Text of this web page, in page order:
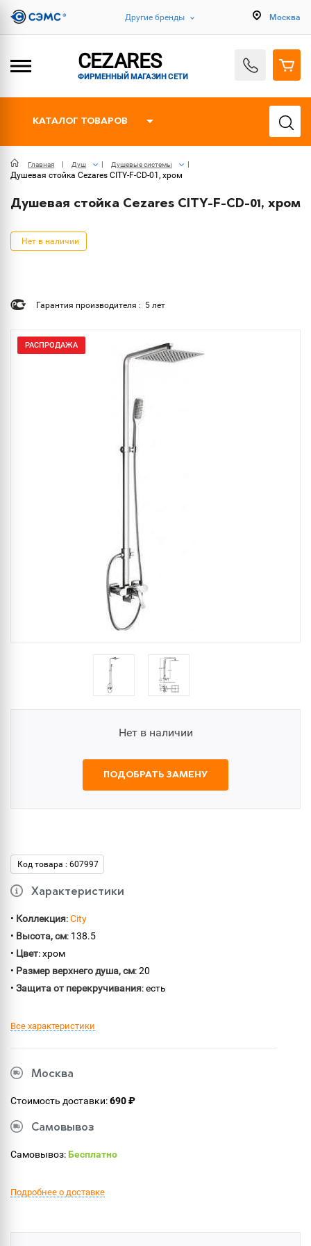
Другие бренды Москва
CEZARES
ФИРМЕННЫЙ МАГАЗИН СЕТИ
КАТАЛОГ ТОВАРОВ
Главная Душ Душевые системы
Душевая стойка Cezares CITY-F-CD-01, хром
Душевая стойка Cezares CITY-F-CD-01, хром
Нет в наличии
Гарантия производителя : 5 лет
РАСПРОДАЖА
Нет в наличии
ПОДОБРАТЬ ЗАМЕНУ
Код товара : 607997
Характеристики
• Коллекция:City
• Высота, см: 138.5
• Цвет: хром
• Размер верхнего душа, см: 20
• Защита от перекручивания: есть
Все характеристики
Москва
Стоимость доставки:690 ₽
Самовывоз
Самовывоз:Бесплатно
Подробнее о доставке